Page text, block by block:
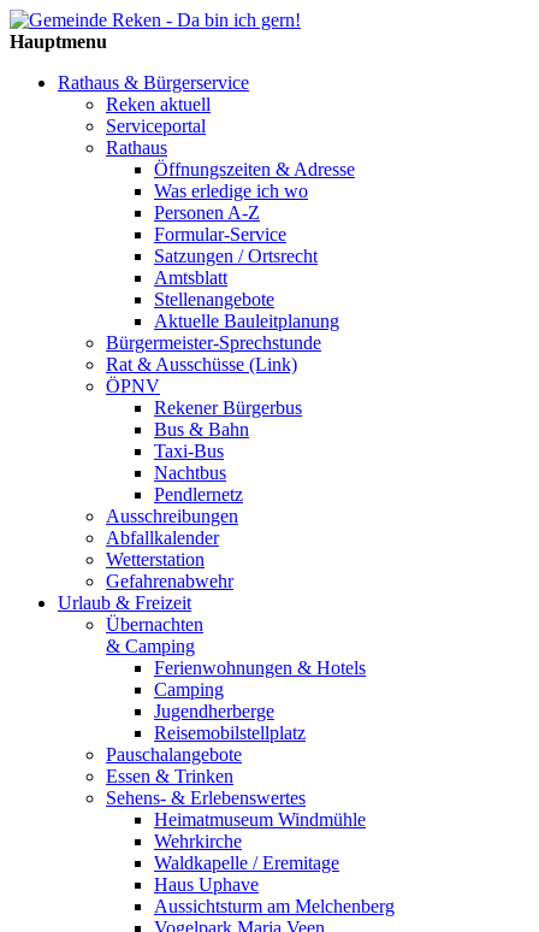
Hauptmenu
Rathaus & Bürgerservice
Reken aktuell
Serviceportal
Rathaus
Öffnungszeiten & Adresse
Was erledige ich wo
Personen A-Z
Formular-Service
Satzungen / Ortsrecht
Amtsblatt
Stellenangebote
Aktuelle Bauleitplanung
Bürgermeister-Sprechstunde
Rat & Ausschüsse (Link)
ÖPNV
Rekener Bürgerbus
Bus & Bahn
Taxi-Bus
Nachtbus
Pendlernetz
Ausschreibungen
Abfallkalender
Wetterstation
Gefahrenabwehr
Urlaub & Freizeit
Übernachten
& Camping
Ferienwohnungen & Hotels
Camping
Jugendherberge
Reisemobilstellplatz
Pauschalangebote
Essen & Trinken
Sehens- & Erlebenswertes
Heimatmuseum Windmühle
Wehrkirche
Waldkapelle / Eremitage
Haus Uphave
Aussichtsturm am Melchenberg
Vogelpark Maria Veen